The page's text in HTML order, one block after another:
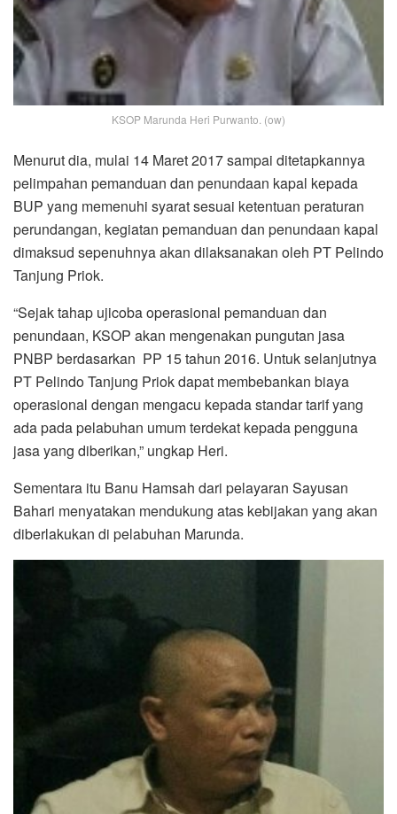
KSOP Marunda Heri Purwanto. (ow)
Menurut dia, mulai 14 Maret 2017 sampai ditetapkannya
pelimpahan pemanduan dan penundaan kapal kepada
BUP yang memenuhi syarat sesuai ketentuan peraturan
perundangan, kegiatan pemanduan dan penundaan kapal
dimaksud sepenuhnya akan dilaksanakan oleh PT Pelindo
Tanjung Priok.
“Sejak tahap ujicoba operasional pemanduan dan
penundaan, KSOP akan mengenakan pungutan jasa
PNBP berdasarkan PP 15 tahun 2016. Untuk selanjutnya
PT Pelindo Tanjung Priok dapat membebankan biaya
operasional dengan mengacu kepada standar tarif yang
ada pada pelabuhan umum terdekat kepada pengguna
jasa yang diberikan,” ungkap Heri.
Sementara itu Banu Hamsah dari pelayaran Sayusan
Bahari menyatakan mendukung atas kebijakan yang akan
diberlakukan di pelabuhan Marunda.